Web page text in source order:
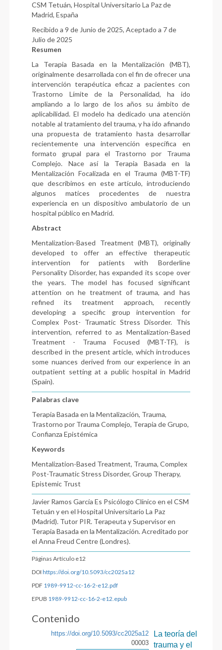
CSM Tetuán, Hospital Universitario La Paz de
Madrid, España
Recibido a 9 de Junio de 2025, Aceptado a 7 de
Julio de 2025
Resumen
La Terapia Basada en la Mentalización (MBT),
originalmente desarrollada con el fin de ofrecer una
intervención terapéutica eficaz a pacientes con
Trastorno Límite de la Personalidad, ha ido
ampliando a lo largo de los años su ámbito de
aplicabilidad. El modelo ha dedicado una atención
notable al tratamiento del trauma, y ha ido afinando
una propuesta de tratamiento hasta desarrollar
recientemente una intervención específica en
formato grupal para el Trastorno por Trauma
Complejo. Nace así la Terapia Basada en la
Mentalización Focalizada en el Trauma (MBT-TF)
que describimos en este artículo, introduciendo
algunos matices procedentes de nuestra
experiencia en un dispositivo ambulatorio de un
hospital público en Madrid.
Abstract
Mentalization-Based Treatment (MBT), originally
developed to offer an effective therapeutic
intervention for patients with Borderline
Personality Disorder, has expanded its scope over
the years. The model has focused significant
attention on he treatment of trauma, and has
refined its treatment approach, recently
developing a specific group intervention for
Complex Post- Traumatic Stress Disorder. This
intervention, referred to as Mentalization-Based
Treatment - Trauma Focused (MBT-TF), is
described in the present article, which introduces
some nuances derived from our experience in an
outpatient setting at a public hospital in Madrid
(Spain).
Palabras clave
Terapia Basada en la Mentalización, Trauma,
Trastorno por Trauma Complejo, Terapia de Grupo,
Confianza Epistémica
Keywords
Mentalization-Based Treatment, Trauma, Complex
Post-Traumatic Stress Disorder, Group Therapy,
Epistemic Trust
Javier Ramos García Es Psicólogo Clínico en el CSM
Tetuán y en el Hospital Universitario La Paz
(Madrid). Tutor PIR. Terapeuta y Supervisor en
Terapia Basada en la Mentalización. Acreditado por
el Anna Freud Centre (Londres).
Páginas Artículo e12
DOIhttps://doi.org/10.5093/cc2025a12
PDF 1989-9912-cc-16-2-e12.pdf
EPUB 1989-9912-cc-16-2-e12.epub
Contenido
https://doi.org/10.5093/cc2025a12
00003
La teoría del
trauma y el